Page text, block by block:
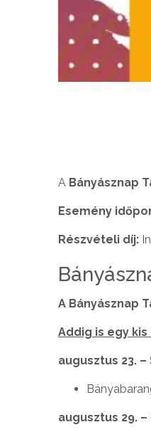
A Bányásznap
Esemény
Részvételi díj:
A Bányásznap
Addig is egy
augusztus 23.
augusztus 29.